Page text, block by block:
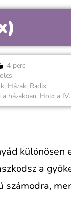
4 perc
, Házak, Radix
a házakban, Hold a
különösen
a